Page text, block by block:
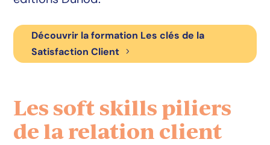
Découvrir la formation Les clés de la
Satisfaction Client
Les soft skills piliers
de la relation client